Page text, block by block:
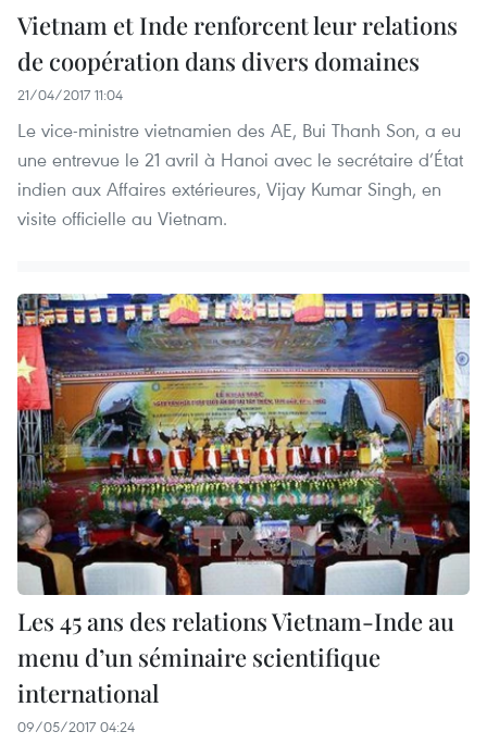
Vietnam et Inde renforcent leur relations
de coopération dans divers domaines
21/04/2017 11:04
Le vice-ministre vietnamien des AE, Bui Thanh Son, ​a eu
une entrevue le 21 avril à Hanoi avec ​le secrétaire d’État
indien aux Affaires extérieures, Vijay Kumar Singh, en
visite officielle au Vietnam.
Les 45 ans des relations Vietnam-Inde au
menu d’un séminaire scientifique
international
09/05/2017 04:24